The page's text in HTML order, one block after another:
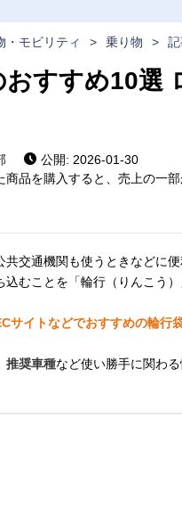
・モビリティ > 乗り物 >
おすすめ10選
公開: 2026-01-30
品を購入すると、売上の一
共交通機関も使うときなどに
込むことを「輪行（りんこう
サイトなどでおすすめの輪行
推奨車種など使い勝手に関わ